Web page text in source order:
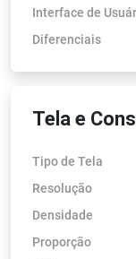
Interface de
Diferenciais
Tela e
Tipo de Tela
Resolução
Densidade
Proporção